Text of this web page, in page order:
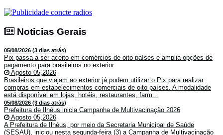
Noticias Gerais
05/08/2026 (3 dias atrás)
Pix passa a ser aceito em comércios de oito países e amplia opções de
pagamento para brasileiros no exterior
Agosto 05,2026
Brasileiros que viajam ao exterior já podem utilizar o Pix para realizar
compras em estabelecimentos comerciais de oito países. A modalidade
está disponível em lojas, hotéis, restaurantes, farm...
05/08/2026 (3 dias atrás)
Prefeitura de Ilhéus inicia Campanha de Multivacinação 2026
Agosto 05,2026
A Prefeitura de Ilhéus, por meio da Secretaria Municipal de Saúde
(SESAU), iniciou nesta segunda-feira (3) a Campanha de Multivacinação